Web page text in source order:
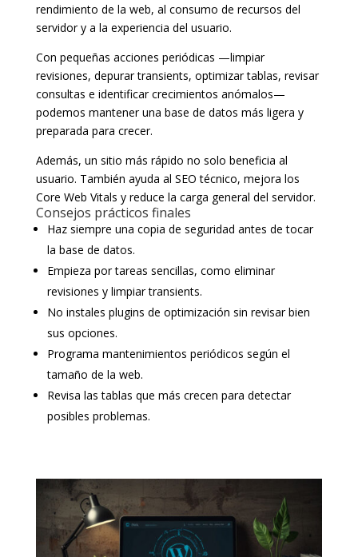
rendimiento de la web, al consumo de recursos del
servidor y a la experiencia del usuario.
Con pequeñas acciones periódicas —limpiar
revisiones, depurar transients, optimizar tablas, revisar
consultas e identificar crecimientos anómalos—
podemos mantener una base de datos más ligera y
preparada para crecer.
Además, un sitio más rápido no solo beneficia al
usuario. También ayuda al SEO técnico, mejora los
Core Web Vitals y reduce la carga general del servidor.
Consejos prácticos finales
Haz siempre una copia de seguridad antes de tocar
la base de datos.
Empieza por tareas sencillas, como eliminar
revisiones y limpiar transients.
No instales plugins de optimización sin revisar bien
sus opciones.
Programa mantenimientos periódicos según el
tamaño de la web.
Revisa las tablas que más crecen para detectar
posibles problemas.